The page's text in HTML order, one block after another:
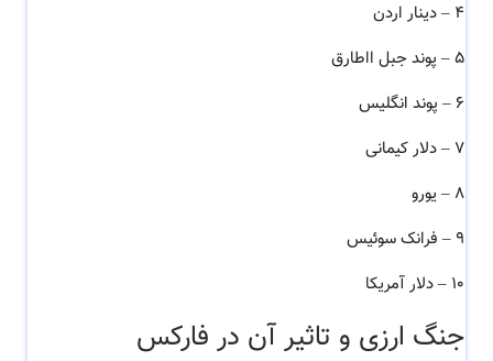
۴ – دینار اردن
۵ – پوند جبل ااطارق
۶ – پوند انگلیس
٧ – دلار کیمانی
٨ – یورو
٩ – فرانک سوئیس
١٠ – دلار آمریکا
جنگ ارزی و تاثیر آن در فارکس